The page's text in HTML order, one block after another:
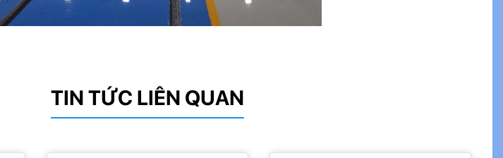
TIN TỨC LIÊN QUAN